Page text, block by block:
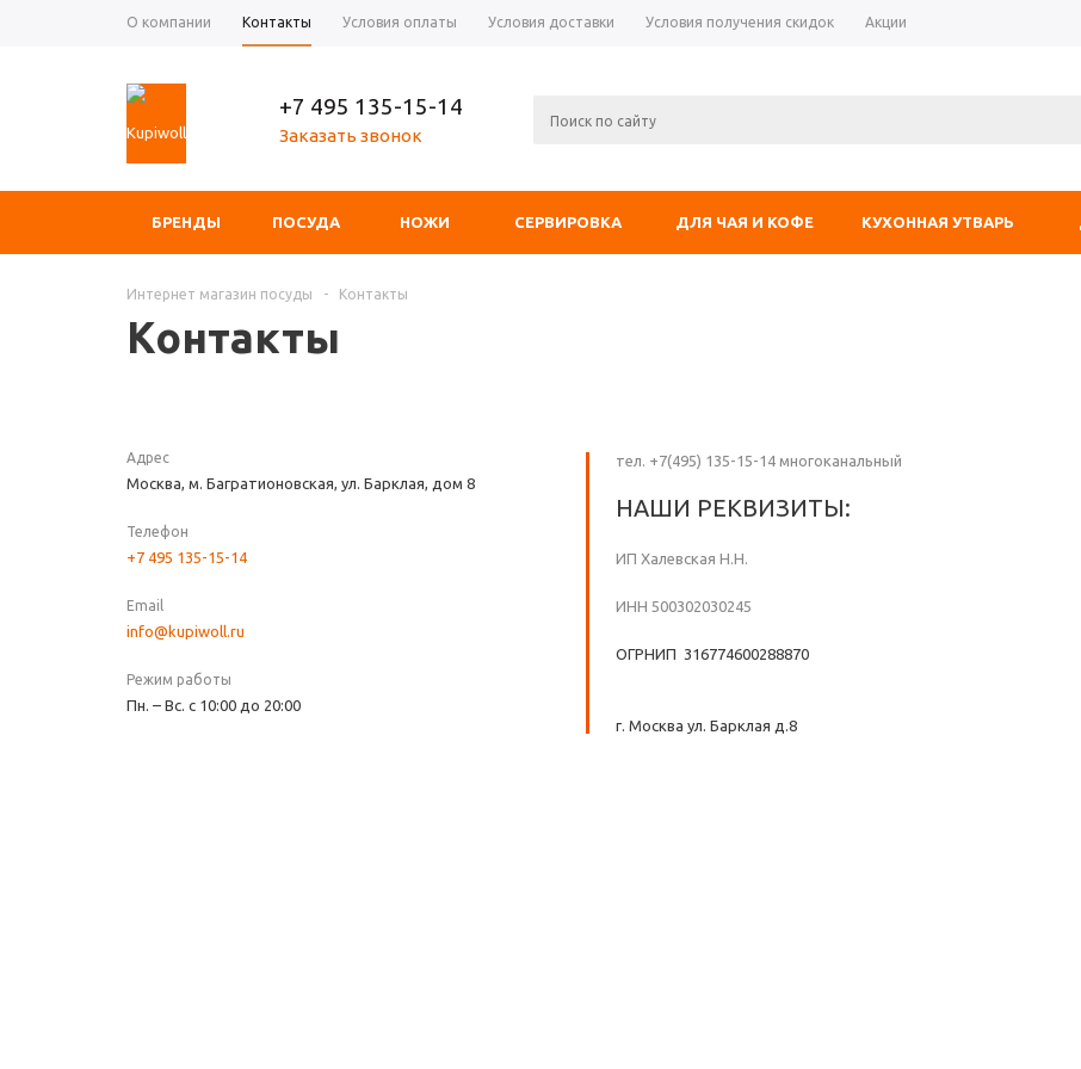
О компании Контакты Условия оплаты Условия доставки Условия получения скидок Акции
+7 495 135-15-14
Заказать звонок
БРЕНДЫ ПОСУДА НОЖИ СЕРВИРОВКА ДЛЯ ЧАЯ И КОФЕ КУХОННАЯ УТВАРЬ
Интернет магазин посуды - Контакты
Контакты
Адрес
Москва, м. Багратионовская, ул. Барклая, дом 8
Телефон
+7 495 135-15-14
Email
info@kupiwoll.ru
Режим работы
Пн. – Вс. с 10:00 до 20:00
тел. +7(495) 135-15-14 многоканальный
НАШИ РЕКВИЗИТЫ:
ИП Халевская Н.Н.
ИНН 500302030245
ОГРНИП 316774600288870
г. Москва ул. Барклая д.8